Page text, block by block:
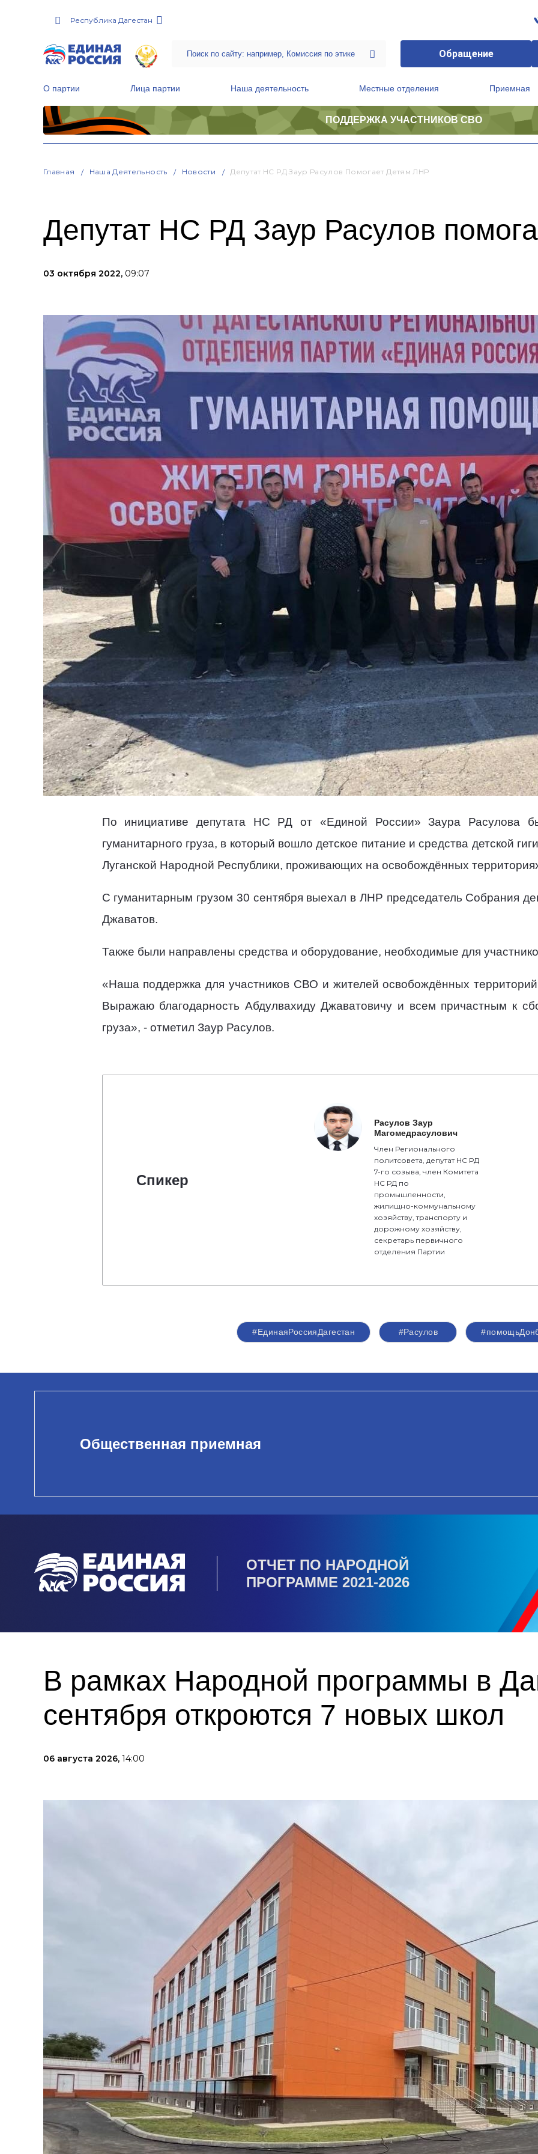
Республика Дагестан
Обращение
О партии Лица партии Наша деятельность Местные отделения Приемная
ПОДДЕРЖКА УЧАСТНИКОВ СВО
Главная Наша Деятельность Новости Депутат НС РД Заур Расулов Помогает Детям ЛНР
Депутат НС РД Заур Расулов
03 октября 2022, 09:07
По инициативе депутата НС РД от «Единой России» Заура Расулова
гуманитарного груза, в который вошло детское питание и средства детской
Луганской Народной Республики, проживающих на освобождённых
С гуманитарным грузом 30 сентября выехал в ЛНР председатель Собрания
Джаватов.
Также были направлены средства и оборудование, необходимые для
«Наша поддержка для участников СВО и жителей освобождённых
Выражаю благодарность Абдулвахиду Джаватовичу и всем причастным к
груза», - отметил Заур Расулов.
Спикер
Расулов Заур
Магомедрасулович
Член Регионального
политсовета, депутат НС РД
7-го созыва, член Комитета
НС РД по
промышленности,
жилищно-коммунальному
хозяйству, транспорту и
дорожному хозяйству,
секретарь первичного
отделения Партии
#ЕдинаяРоссияДагестан #Расулов
Общественная приемная
ОТЧЕТ ПО НАРОДНОЙ
ПРОГРАММЕ 2021-2026
В рамках Народной программы в
сентября откроются 7 новых школ
06 августа 2026, 14:00